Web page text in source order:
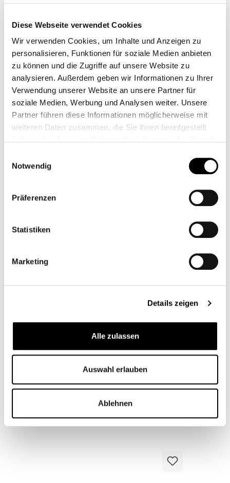
Diese Webseite verwendet Cookies
Wir verwenden Cookies, um Inhalte und Anzeigen zu
personalisieren, Funktionen für soziale Medien anbieten
zu können und die Zugriffe auf unsere Website zu
analysieren. Außerdem geben wir Informationen zu Ihrer
Verwendung unserer Website an unsere Partner für
soziale Medien, Werbung und Analysen weiter. Unsere
Partner führen diese Informationen möglicherweise mit
weiteren Daten zusammen, die Sie ihnen bereitgestellt
Notwendig
Präferenzen
Statistiken
Marketing
Details zeigen
Alle zulassen
Auswahl erlauben
Ablehnen
KIT PER LA CURA DELLA PELLE
CB13070
69,90 €*
BUFALO MAGNETICA
Da109,95 €*